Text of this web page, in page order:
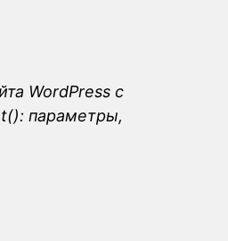
WordPress с
параметры,